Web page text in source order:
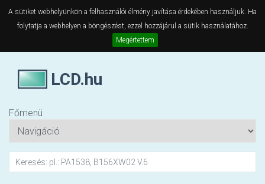
A sütiket webhelyünkön a felhasználói élmény javítása érdekében használjuk. Ha
folytatja a webhelyen a böngészést, ezzel hozzájárul a sütik használatához.
Megértettem
LCD.hu
Főmenü